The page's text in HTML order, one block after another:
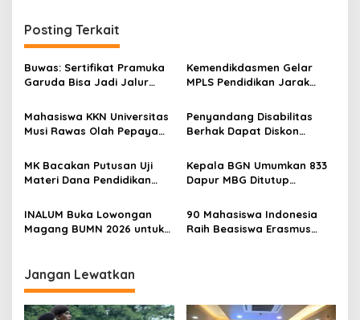
g
a
s
i
p
o
s
Posting Terkait
Buwas: Sertifikat Pramuka
Garuda Bisa Jadi Jalur
dan Perguruan Tinggi
Kemendikdasmen Gelar
MPLS Pendidikan Jarak
Kemandirian Belajar
Mahasiswa KKN Universitas
Musi Rawas Olah Pepaya
Jual Tinggi, Dorong UMKM
Desa Air Satan
Penyandang Disabilitas
Berhak Dapat Diskon
Biaya Sekolah dan Kuliah
MK Bacakan Putusan Uji
Materi Dana Pendidikan
Kemendikdasmen Tunggu
Implikasi Putusan
Kepala BGN Umumkan 833
Dapur MBG Ditutup
Operasional
INALUM Buka Lowongan
Magang BUMN 2026 untuk
90 Mahasiswa Indonesia
Raih Beasiswa Erasmus
Jangan Lewatkan